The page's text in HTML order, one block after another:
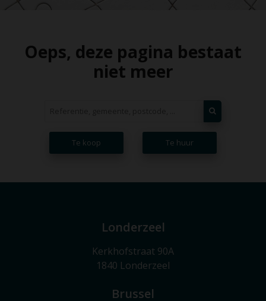
Oeps, deze pagina bestaat
niet meer
Te koop Te huur
Londerzeel
Kerkhofstraat 90A
1840 Londerzeel
Brussel